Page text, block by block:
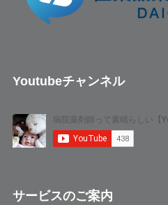
Youtubeチャンネル
サービスのご案内